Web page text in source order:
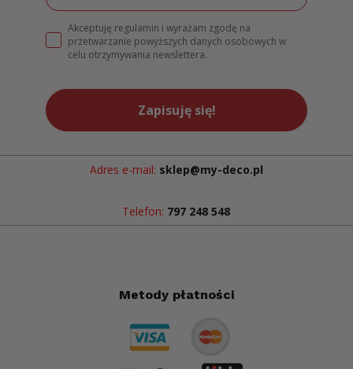
Akceptuję regulamin i wyrażam zgodę na
przetwarzanie powyższych danych osobowych w
celu otrzymywania newslettera.
Zapisuję się!
Adres e-mail: sklep@my-deco.pl
Telefon: 797 248 548
Metody płatności